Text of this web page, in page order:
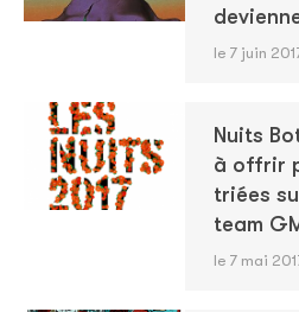
le 7 juin
Nuits
à offrir
triées
team
le 7 mai